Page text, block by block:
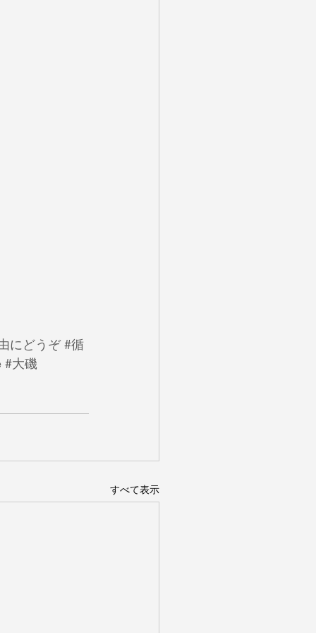
にどうぞ #循
#大磯
すべて表示